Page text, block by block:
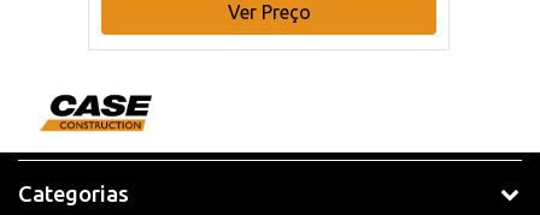
Ver Preço
Categorias